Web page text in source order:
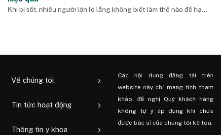
Khi bị sốt, nhiều người lớn lo lắng không biết làm thế nào để hạ...
Về chúng tôi
Tin tức hoạt động
Thông tin y khoa
Các nội dung đăng tải trên
website này chỉ mang tính tham
khảo, đề nghị Quý khách hàng
không tự ý áp dụng khi chưa
được bác sĩ của chúng tôi kê toa.